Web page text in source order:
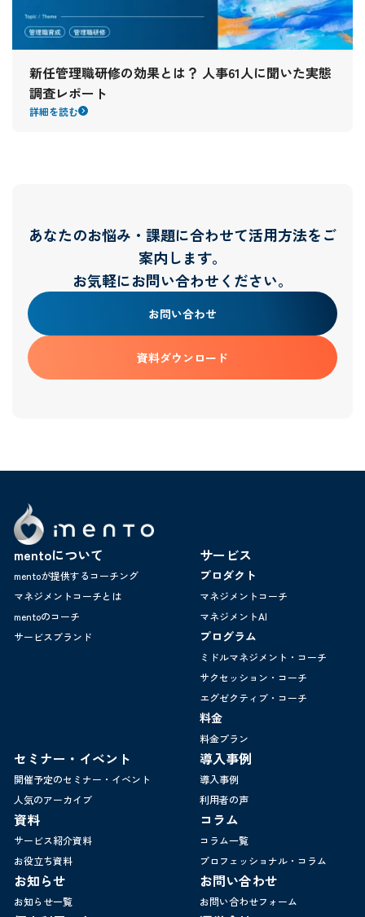
新任管理職研修の効果とは？ 人事61人に聞いた実態
調査レポート
詳細を読む
あなたのお悩み・課題に合わせて活用方法をご
案内します。
お気軽にお問い合わせください。
お問い合わせ
資料ダウンロード
mentoについて
mentoが提供するコーチング
マネジメントコーチとは
mentoのコーチ
サービスブランド
サービス
プロダクト
マネジメントコーチ
マネジメントAI
プログラム
ミドルマネジメント・コーチ
サクセッション・コーチ
エグゼクティブ・コーチ
料金
料金プラン
セミナー・イベント
開催予定のセミナー・イベント
人気のアーカイブ
導入事例
導入事例
利用者の声
資料
サービス紹介資料
お役立ち資料
コラム
コラム一覧
プロフェッショナル・コラム
お知らせ
お知らせ一覧
お問い合わせ
お問い合わせフォーム